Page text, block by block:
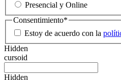
Presencial y Online
Consentimiento*
Estoy de acuerdo con la
Hidden
cursoid
Hidden